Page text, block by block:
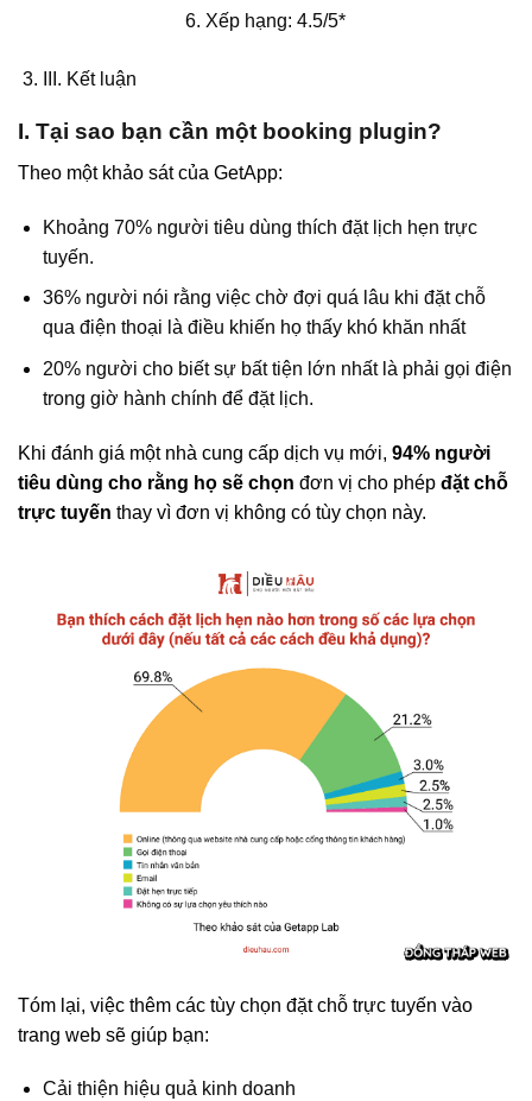
Xếp hạng: 4.5/5*
III. Kết luận
I. Tại sao bạn cần một booking plugin?
Theo một khảo sát của GetApp:
Khoảng 70% người tiêu dùng thích đặt lịch hẹn trực
tuyến.
36% người nói rằng việc chờ đợi quá lâu khi đặt chỗ
qua điện thoại là điều khiến họ thấy khó khăn nhất
20% người cho biết sự bất tiện lớn nhất là phải gọi điện
trong giờ hành chính để đặt lịch.
Khi đánh giá một nhà cung cấp dịch vụ mới, 94% người
tiêu dùng cho rằng họ sẽ chọn đơn vị cho phép đặt chỗ
trực tuyến thay vì đơn vị không có tùy chọn này.
Tóm lại, việc thêm các tùy chọn đặt chỗ trực tuyến vào
trang web sẽ giúp bạn:
Cải thiện hiệu quả kinh doanh